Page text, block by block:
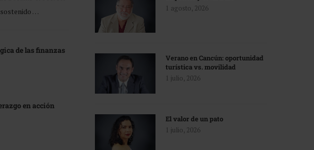
…
de las finanzas
en acción
1 agosto, 2026
Verano en Cancún: oportunidad
turística vs. movilidad
1 julio, 2026
El valor de un pato
1 julio, 2026